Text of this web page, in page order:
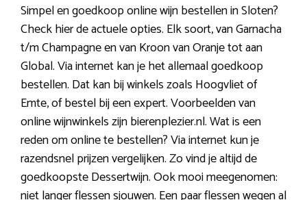
Simpel en goedkoop online wijn bestellen in Sloten?
Check hier de actuele opties. Elk soort, van Garnacha
t/m Champagne en van Kroon van Oranje tot aan
Global. Via internet kan je het allemaal goedkoop
bestellen. Dat kan bij winkels zoals Hoogvliet of
Emte, of bestel bij een expert. Voorbeelden van
online wijnwinkels zijn bierenplezier.nl. Wat is een
reden om online te bestellen? Via internet kun je
razendsnel prijzen vergelijken. Zo vind je altijd de
goedkoopste Dessertwijn. Ook mooi meegenomen: